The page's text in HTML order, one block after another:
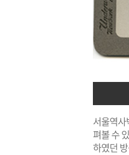
서울역
펴볼 수
하였던